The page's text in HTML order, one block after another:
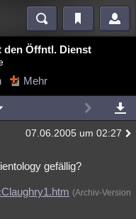
Mystery Kriminalfälle
Ufologie
den Öffntl. Dienst
Mehr
07.06.2005 um 02:27
gefällig?
(Archiv-Version